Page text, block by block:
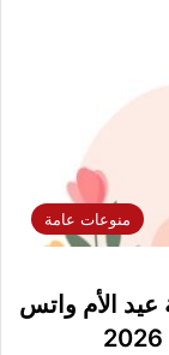
منوعات عامة
بمناسبة عيد الأم واتس